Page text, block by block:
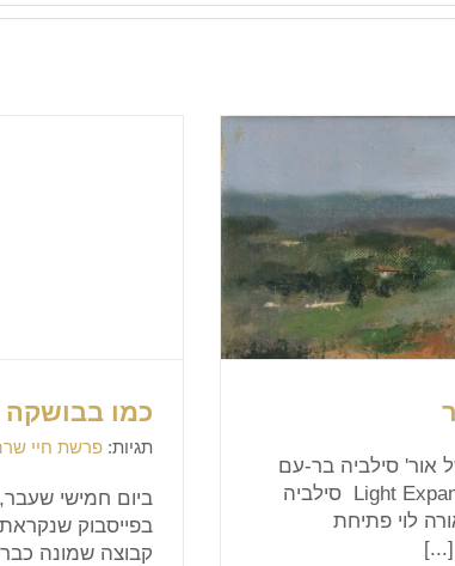
אור' סילביה בר-עם
מרחבים של אור Light Expanses סילביה
לוי פתיחת
כמו בבושקה
תגיות: פרשת חיי
ביום חמישי
בפייסבוק